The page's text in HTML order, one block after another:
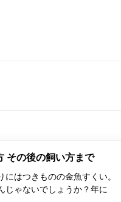
その後の飼い方まで
はつきものの金魚すくい。
じゃないでしょうか？年に